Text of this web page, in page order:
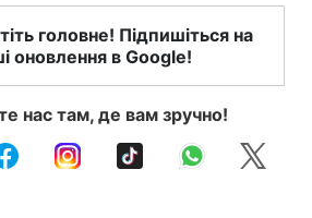
головне! Підпишіться на
оновлення в Google!
нас там, де вам зручно!